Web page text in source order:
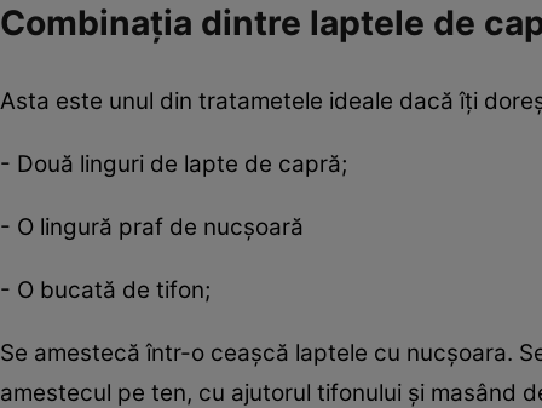
Combinaţia dintre laptele de
Asta este unul din tratametele ideale dacă îţi
- Două linguri de lapte de capră;
- O lingură praf de nucşoară
- O bucată de tifon;
Se amestecă într-o ceaşcă laptele cu nucşoara.
amestecul pe ten, cu ajutorul tifonului şi masând